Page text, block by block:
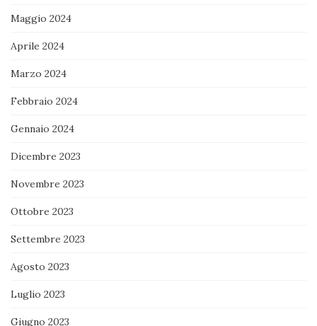
Maggio 2024
Aprile 2024
Marzo 2024
Febbraio 2024
Gennaio 2024
Dicembre 2023
Novembre 2023
Ottobre 2023
Settembre 2023
Agosto 2023
Luglio 2023
Giugno 2023